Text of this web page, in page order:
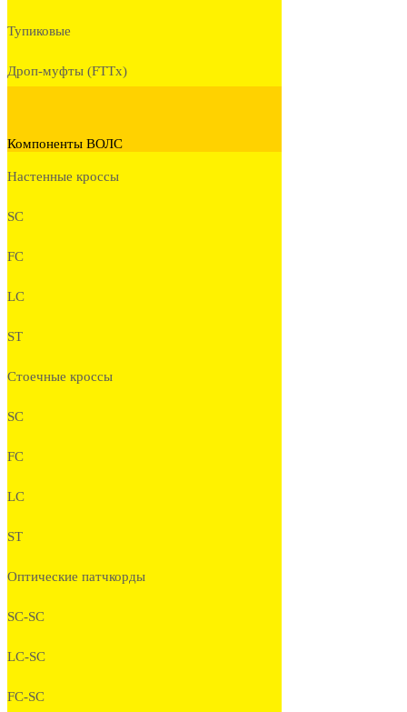
Тупиковые
Дроп-муфты (FTTx)
Компоненты ВОЛС
Настенные кроссы
SC
FC
LC
ST
Стоечные кроссы
SC
FC
LC
ST
Оптические патчкорды
SC-SC
LC-SC
FC-SC